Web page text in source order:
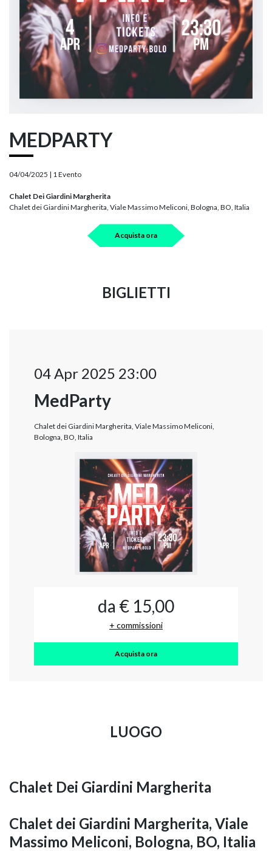
MEDPARTY
04/04/2025 | 1 Evento
Chalet Dei Giardini Margherita
Chalet dei Giardini Margherita, Viale Massimo Meliconi, Bologna, BO, Italia
Acquista ora
BIGLIETTI
04 Apr 2025 23:00
MedParty
Chalet dei Giardini Margherita, Viale Massimo Meliconi,
Bologna, BO, Italia
da € 15,00
+ commissioni
Acquista ora
LUOGO
Chalet Dei Giardini Margherita
Chalet dei Giardini Margherita, Viale
Massimo Meliconi, Bologna, BO, Italia